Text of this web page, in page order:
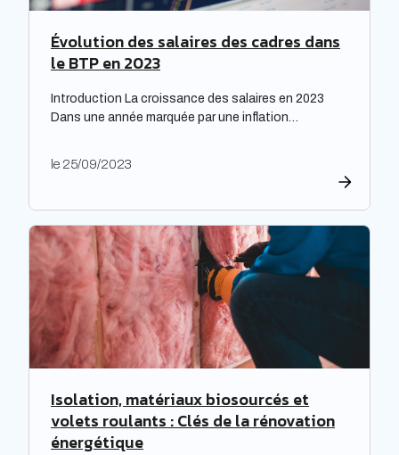
Évolution des salaires des cadres dans
le BTP en 2023
Introduction La croissance des salaires en 2023
Dans une année marquée par une inflation
une inflation hors-norme, les entreprises ont mis la
Expectra dans son 21ème baromètre, évoquant une
progression […]
le 25/09/2023
Isolation, matériaux biosourcés et
volets roulants : Clés de la rénovation
énergétique